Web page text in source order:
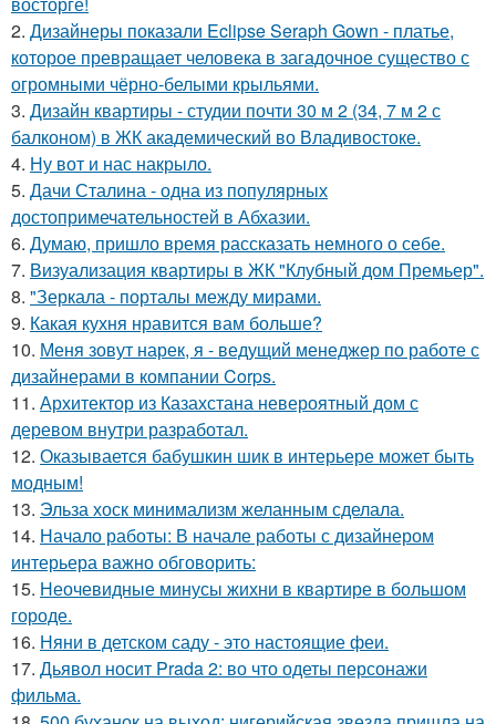
2. Дизайнеры показали Eclipse Seraph Gown - платье,
которое превращает человека в загадочное существо с
огромными чёрно-белыми крыльями.
3. Дизайн квартиры - студии почти 30 м 2 (34, 7 м 2 с
балконом) в ЖК академический во Владивостоке.
4. Ну вот и нас накрыло.
5. Дачи Сталина - одна из популярных
достопримечательностей в Абхазии.
6. Думаю, пришло время рассказать немного о себе.
7. Визуализация квартиры в ЖК "Клубный дом Премьер".
8. "Зеркала - порталы между мирами.
9. Какая кухня нравится вам больше?
10. Меня зовут нарек, я - ведущий менеджер по работе с
дизайнерами в компании Corps.
11. Архитектор из Казахстана невероятный дом с
деревом внутри разработал.
12. Оказывается бабушкин шик в интерьере может быть
модным!
13. Эльза хоск минимализм желанным сделала.
14. Начало работы: В начале работы с дизайнером
интерьера важно обговорить:
15. Неочевидные минусы жихни в квартире в большом
городе.
16. Няни в детском саду - это настоящие феи.
17. Дьявол носит Prada 2: во что одеты персонажи
фильма.